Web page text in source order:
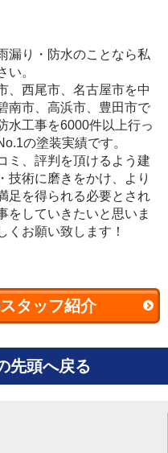
漏り・防水のことなら私
い。
、西尾市、名古屋市を中
南市、高浜市、豊田市で
水工事を6000件以上行っ
の塗装実績です。
ミ、評判を頂けるよう建
技術に磨きをかけ、より
足を得られる必要とされ
をしていきたいと思いま
くお願い致します！
タッフ紹介
先頭へ戻る